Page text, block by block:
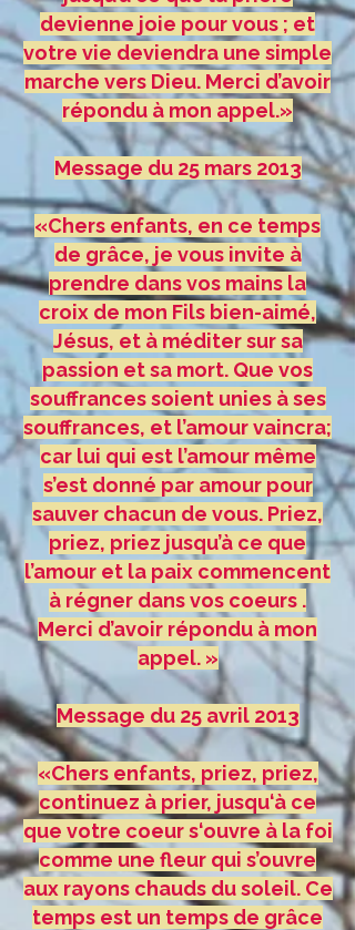
devienne joie pour vous ; et
votre vie deviendra une simple
marche vers Dieu. Merci d’avoir
répondu à mon appel.»
Message du 25 mars 2013
«Chers enfants, en ce temps
de grâce, je vous invite à
prendre dans vos mains la
croix de mon Fils bien-aimé,
Jésus, et à méditer sur sa
passion et sa mort. Que vos
souffrances soient unies à ses
souffrances, et l’amour vaincra;
car lui qui est l’amour même
s’est donné par amour pour
sauver chacun de vous. Priez,
priez, priez jusqu’à ce que
l’amour et la paix commencent
à régner dans vos coeurs .
Merci d’avoir répondu à mon
appel. »
Message du 25 avril 2013
«Chers enfants, priez, priez,
continuez à prier, jusqu‘à ce
que votre coeur s‘ouvre à la foi
comme une fleur qui s’ouvre
aux rayons chauds du soleil. Ce
temps est un temps de grâce